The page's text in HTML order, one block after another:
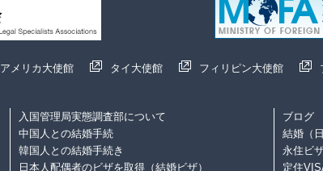
アメリカ大使館 タイ大使館 フィリピン大使館
入国管理局実態調査部について
中国人との結婚手続
韓国人との結婚手続き
日本人配偶者のビザを取得（結婚ビザ）
ブログ
結婚（
永住ビ
定住